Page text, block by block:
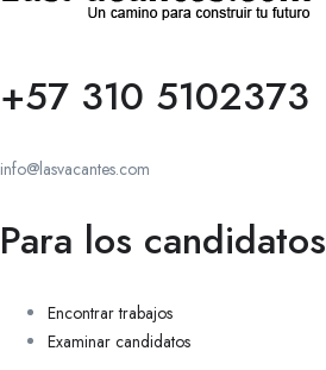
+57 310 5102373
info@lasvacantes.com
Para los candidatos
Encontrar trabajos
Examinar candidatos